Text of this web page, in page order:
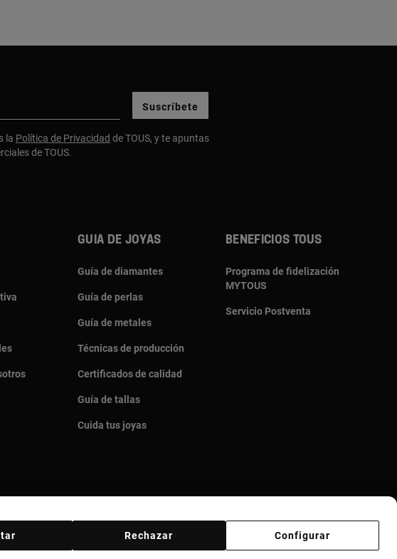
Suscríbete
la Política de Privacidad de TOUS, y te apuntas
de TOUS.
Guia de joyas
Guía de diamantes
Guía de perlas
Guía de metales
Técnicas de producción
Certificados de calidad
Guía de tallas
Cuida tus joyas
Beneficios TOUS
Programa de fidelización
MYTOUS
Servicio Postventa
/ Euro Configurar
Rechazar